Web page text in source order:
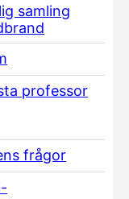
samling
professor
frågor